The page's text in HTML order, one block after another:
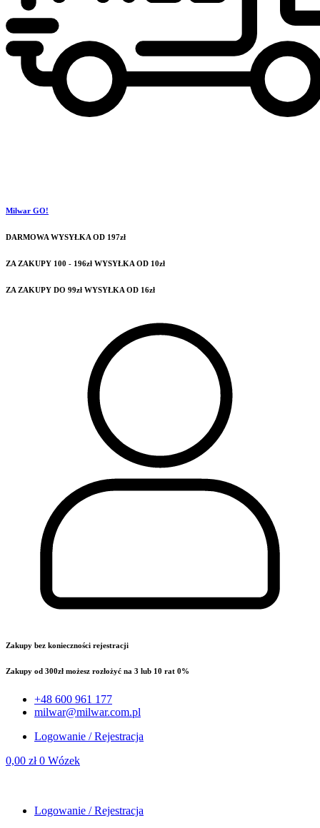
Milwar GO!
DARMOWA WYSYŁKA OD 197zł
ZA ZAKUPY 100 - 196zł WYSYŁKA OD 10zł
ZA ZAKUPY DO 99zł WYSYŁKA OD 16zł
Zakupy bez konieczności rejestracji
Zakupy od 300zł możesz rozłożyć na 3 lub 10 rat 0%
+48 600 961 177
milwar@milwar.com.pl
Logowanie / Rejestracja
0,00 zł 0 Wózek
Logowanie / Rejestracja